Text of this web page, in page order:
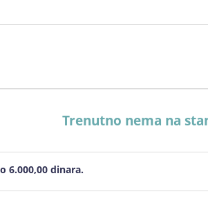
Trenutno nema na
6.000,00 dinara.